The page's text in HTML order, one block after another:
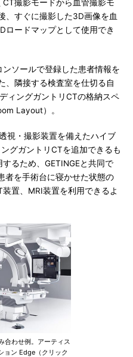
撮影モードから血管撮影モ
、すぐに撮影した3D画像を血
ロードマップとして使用でき
ソールで登録した患者情報を
、隣接する検査室を仕切る自
ィングガントリCTの格納スペ
Layout）。
視・撮影装置を備えたハイブ
グガントリCTを追加できるも
るため、GETINGEと共同で
者を手術台に寝かせた状態の
置、MRI装置を利用できるよ
合わせ例。アーティス
ョン Edge（クリック